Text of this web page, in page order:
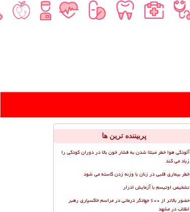
پربیننده ترین ها
آلودگی هوا خطر مبتلا شدن به فشار خون بالا در دوران کودکی را
زیاد می کند
خطر بیماری قلبی در زنان با وزنه زدن کاسته می شود
تشخیص اوتیسم با آزمایش ادرار
حضور بالاتر از ۶۰۰ جهادگر درمانی در مراسم خاکسپاری رهبر
انقلاب در مشهد